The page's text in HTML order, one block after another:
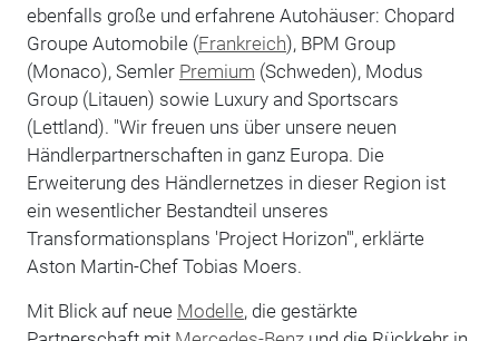
ebenfalls große und erfahrene Autohäuser: Chopard
Groupe Automobile (Frankreich), BPM Group
(Monaco), Semler Premium (Schweden), Modus
Group (Litauen) sowie Luxury and Sportscars
(Lettland). "Wir freuen uns über unsere neuen
Händlerpartnerschaften in ganz Europa. Die
Erweiterung des Händlernetzes in dieser Region ist
ein wesentlicher Bestandteil unseres
Transformationsplans 'Project Horizon'", erklärte
Aston Martin-Chef Tobias Moers.
Mit Blick auf neue Modelle, die gestärkte